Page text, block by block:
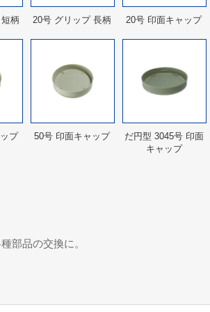
柄 20号 グリップ 長柄 20号 印面キャップ
プ 50号 印面キャップ
だ円型 3045号 印面
キャップ
部品の交換に。